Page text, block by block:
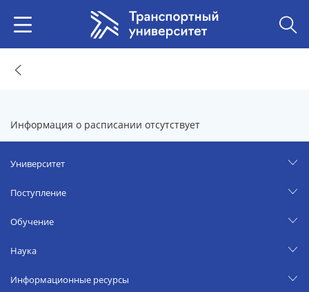
Информация о расписании отсутствует
Университет
Поступление
Обучение
Наука
Информационные ресурсы